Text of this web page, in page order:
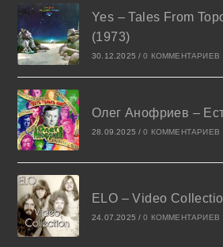
Yes – Tales From
(1973)
30.12.2025 / 0 КОММЕНТАРИЕВ
Олег Анофриев –
28.09.2025 / 0 КОММЕНТАРИЕВ
ELO – Video
24.07.2025 / 0 КОММЕНТАРИЕВ